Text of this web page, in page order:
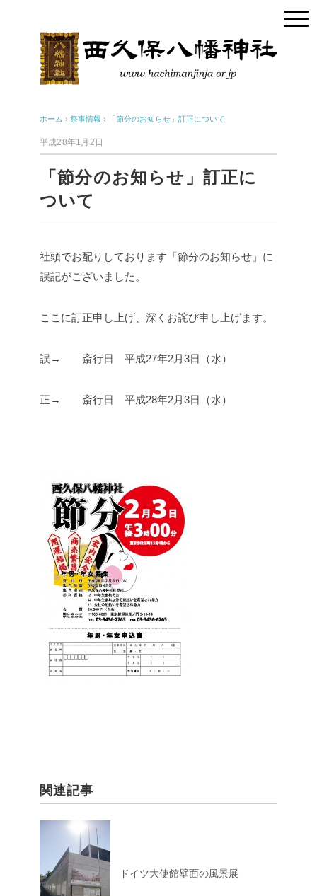
ホーム › 祭事情報 › 「節分のお知らせ」訂正について
平成28年1月2日
「節分のお知らせ」訂正に
ついて
社頭でお配りしております「節分のお知らせ」に
誤記がございました。
ここに訂正申し上げ、深くお詫び申し上げます。
誤→ 斎行日 平成27年2月3日（水）
正→ 斎行日 平成28年2月3日（水）
関連記事
ドイツ大使館壁面の風景展